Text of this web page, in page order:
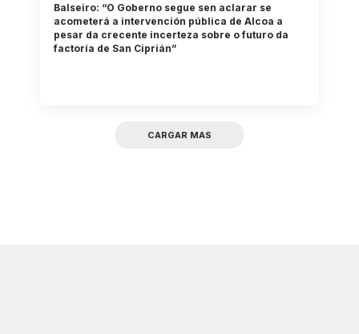
Balseiro: “O Goberno segue sen aclarar se
acometerá a intervención pública de Alcoa a
pesar da crecente incerteza sobre o futuro da
factoría de San Ciprián”
CARGAR MAS